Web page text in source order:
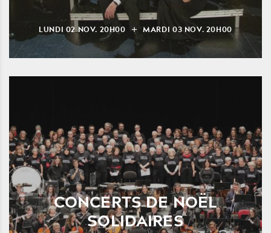
LUNDI 02NOV. 20H00 MARDI 03 NOV. 20H00
CONCERTS DE NOËL
SOLIDAIRES